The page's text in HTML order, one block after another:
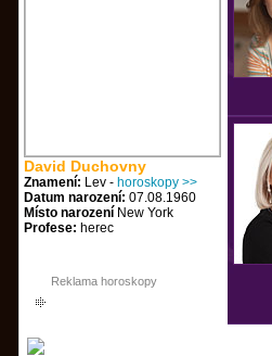
David Duchovny
Znamení: Lev - horoskopy >>
Datum narození: 07.08.1960
Místo narození New York
Profese: herec
Reklama horoskopy